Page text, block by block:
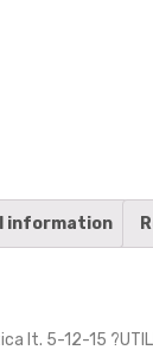
information
lt. 5-12-15